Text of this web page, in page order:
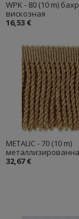
WPK - 80 (10 m)
вискозная
16,53 €
METALIC - 70 (10 m)
32,67 €